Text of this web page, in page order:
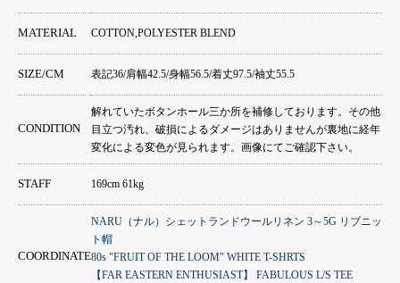
MATERIAL COTTON,POLYESTER BLEND
SIZE/CM 表記36/肩幅42.5/身幅56.5/着丈97.5/袖丈55.5
CONDITION
解れていたボタンホール三か所を補修しております。その他
目立つ汚れ、破損によるダメージはありませんが裏地に経年
変化による変色が見られます。画像にてご確認下さい。
STAFF 169cm 61kg
COORDINATE
NARU（ナル）シェットランドウールリネン 3～5G リブニッ
ト帽
80s "FRUIT OF THE LOOM" WHITE T-SHRTS
【FAR EASTERN ENTHUSIAST】 FABULOUS L/S TEE